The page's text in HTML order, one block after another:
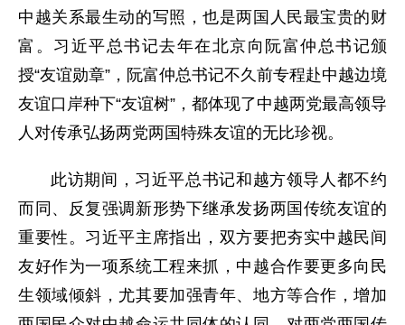
中越关系最生动的写照，也是两国人民最宝贵的财
富。习近平总书记去年在北京向阮富仲总书记颁
授“友谊勋章”，阮富仲总书记不久前专程赴中越边境
友谊口岸种下“友谊树”，都体现了中越两党最高领导
人对传承弘扬两党两国特殊友谊的无比珍视。
此访期间，习近平总书记和越方领导人都不约
而同、反复强调新形势下继承发扬两国传统友谊的
重要性。习近平主席指出，双方要把夯实中越民间
友好作为一项系统工程来抓，中越合作要更多向民
生领域倾斜，尤其要加强青年、地方等合作，增加